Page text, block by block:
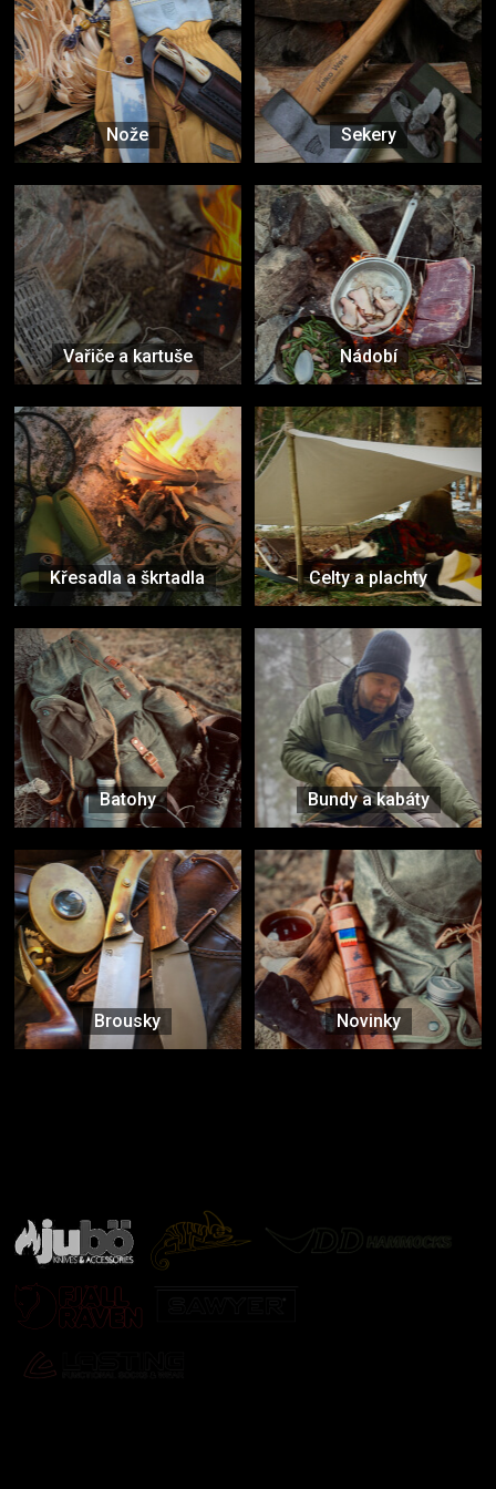
Nože Sekery
Vařiče a kartuše Nádobí
Křesadla a škrtadla Celty a plachty
Batohy Bundy a kabáty
Brousky Novinky